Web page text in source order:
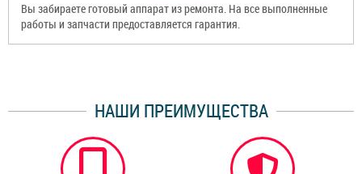
Вы забираете готовый аппарат из ремонта. На все выполненные
работы и запчасти предоставляется гарантия.
НАШИ ПРЕИМУЩЕСТВА